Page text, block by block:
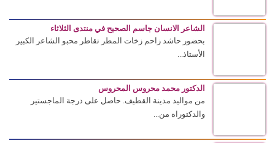
الشاعر الانسان جاسم الصحيح في منتدى الثلاثاء
بحضور حاشد زاحم زخات المطر تقاطر محبو الشاعر الكبير
الأستاذ...
الدكتور محمد محروس المحروس
من مواليد مدينة القطيف. حاصل على درجة الماجستير
والدكتوراه من...